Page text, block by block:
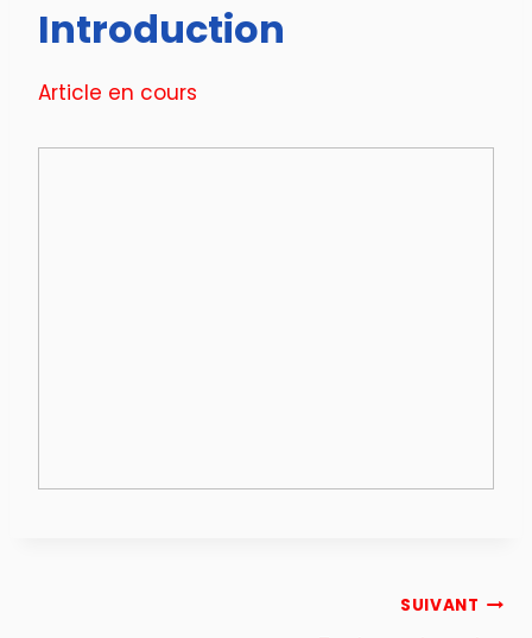
Introduction
Article en cours
SUIVANT